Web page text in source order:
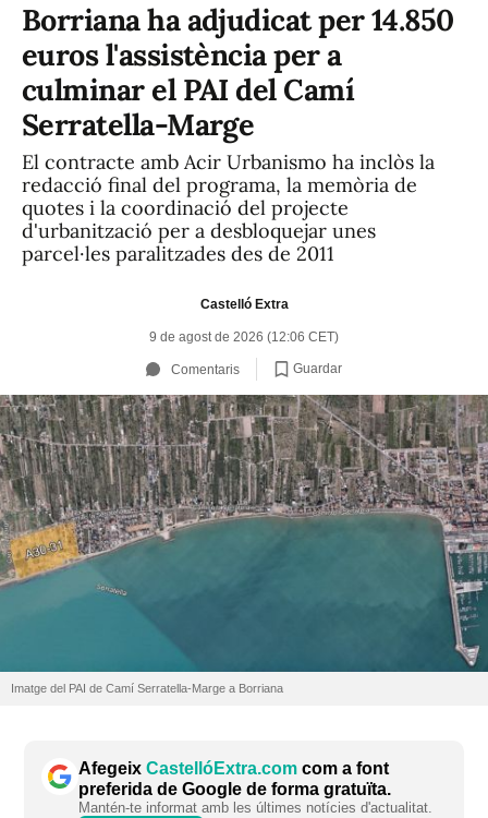
Borriana ha adjudicat per 14.850
euros l'assistència per a
culminar el PAI del Camí
Serratella-Marge
El contracte amb Acir Urbanismo ha inclòs la
redacció final del programa, la memòria de
quotes i la coordinació del projecte
d'urbanització per a desbloquejar unes
parcel·les paralitzades des de 2011
Castelló Extra
9 de agost de 2026 (12:06 CET)
Comentaris Guardar
Imatge del PAI de Camí Serratella-Marge a Borriana
Afegeix CastellóExtra.com com a font
preferida de Google de forma gratuïta.
Mantén-te informat amb les últimes notícies d'actualitat.